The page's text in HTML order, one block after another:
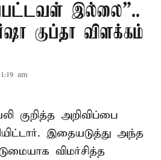
இல்லை”..
குப்தா விளக்கம்
am
குறித்த அறிவிப்பை
இதையடுத்து அந்த
விமர்சித்த